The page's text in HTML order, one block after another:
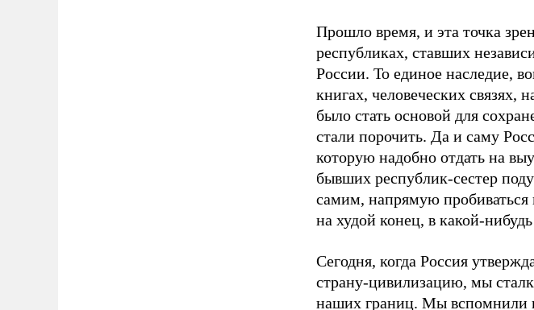
Прошло время, и эта точка
республиках, ставших
России. То единое наследие,
книгах, человеческих
было стать основой для
стали порочить. Да и саму
которую надобно отдать на
бывших республик-сестер
самим, напрямую
на худой конец, в какой-
Сегодня, когда Россия
страну-цивилизацию, мы
наших границ. Мы вспомнили